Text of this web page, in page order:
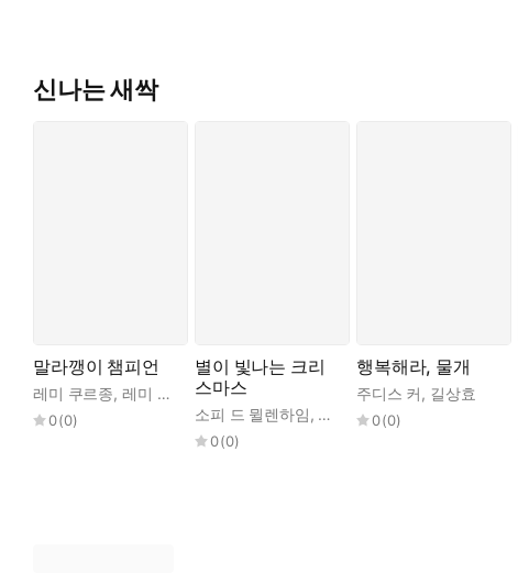
신나는 새싹
말라깽이 챔피언
레미 쿠르종, 레미 쿠르종 ,권지현
0(0)
별이 빛나는 크리
스마스
소피 드 뮐렌하임, 에릭 퓌바레,
0(0)
행복해라, 물개
주디스 커, 길상효
0(0)